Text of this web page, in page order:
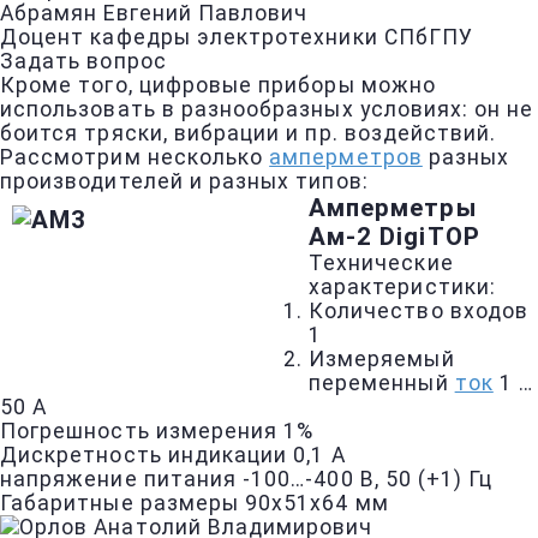
Абрамян Евгений Павлович
Доцент кафедры электротехники СПбГПУ
Задать вопрос
Кроме того, цифровые приборы можно
использовать в разнообразных условиях: он не
боится тряски, вибрации и пр. воздействий.
Рассмотрим несколько амперметров разных
производителей и разных типов:
Амперметры
Ам-2 DigiTOP
Технические
характеристики:
Количество входов
1
Измеряемый
переменный ток 1 …
50 А
Погрешность измерения 1%
Дискретность индикации 0,1 А
напряжение питания -100…-400 В, 50 (+1) Гц
Габаритные размеры 90x51x64 мм